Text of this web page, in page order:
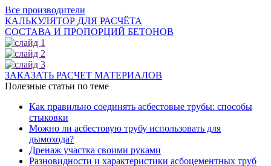
Все производители
КАЛЬКУЛЯТОР ДЛЯ РАСЧЁТА
СОСТАВА И ПРОПОРЦИЙ БЕТОНОВ
ЗАКАЗАТЬ РАСЧЕТ МАТЕРИАЛОВ
Полезные статьи по теме
Как правильно соединять асбестовые трубы: способы
стыковки
Можно ли асбестовую трубу использовать для
дымохода?
Дренаж участка своими руками
Разновидности и характеристики асбоцементных труб